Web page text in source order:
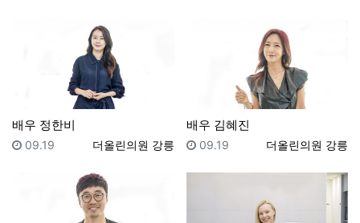
배우 정한비
등록자
더올린의원 강릉
등록일
09.19
배우 김혜진
등록자
더올린의원 강릉
등록일
09.19